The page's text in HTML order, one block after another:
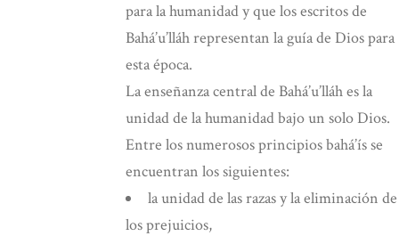
para la humanidad y que los escritos de
Bahá’u’lláh representan la guía de Dios para
esta época.
La enseñanza central de Bahá’u’lláh es la
unidad de la humanidad bajo un solo Dios.
Entre los numerosos principios bahá’ís se
encuentran los siguientes:
la unidad de las razas y la eliminación de
los prejuicios,